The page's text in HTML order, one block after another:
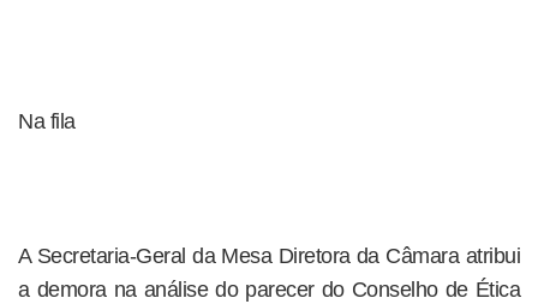
Na fila
A Secretaria-Geral da Mesa Diretora da Câmara atribui
a demora na análise do parecer do Conselho de Ética